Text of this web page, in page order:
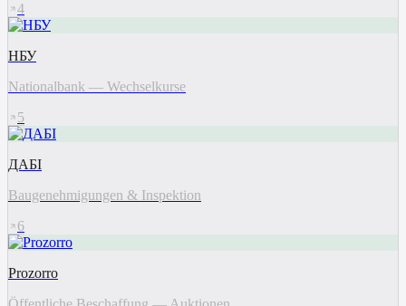
4
НБУ
Nationalbank — Wechselkurse
5
ДАБІ
Baugenehmigungen & Inspektion
6
Prozorro